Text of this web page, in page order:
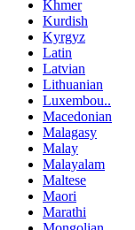
Khmer
Kurdish
Kyrgyz
Latin
Latvian
Lithuanian
Luxembou..
Macedonian
Malagasy
Malay
Malayalam
Maltese
Maori
Marathi